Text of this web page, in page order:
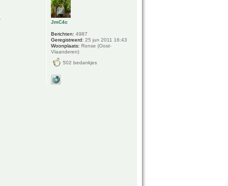
JmC4c
Berichten: 4987
Geregistreerd: 25 jun 2011 16:43
Woonplaats: Ronse (Oost-
Vlaanderen)
502 bedankjes